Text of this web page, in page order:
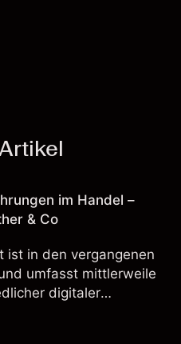
im Handel –
& Co
ist in den vergangenen
umfasst mittlerweile
digitaler